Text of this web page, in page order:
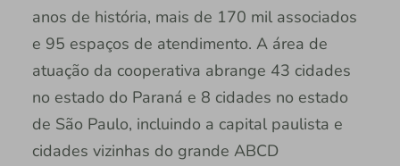
anos de história, mais de 170 mil associados
e 95 espaços de atendimento. A área de
atuação da cooperativa abrange 43 cidades
no estado do Paraná e 8 cidades no estado
de São Paulo, incluindo a capital paulista e
cidades vizinhas do grande ABCD